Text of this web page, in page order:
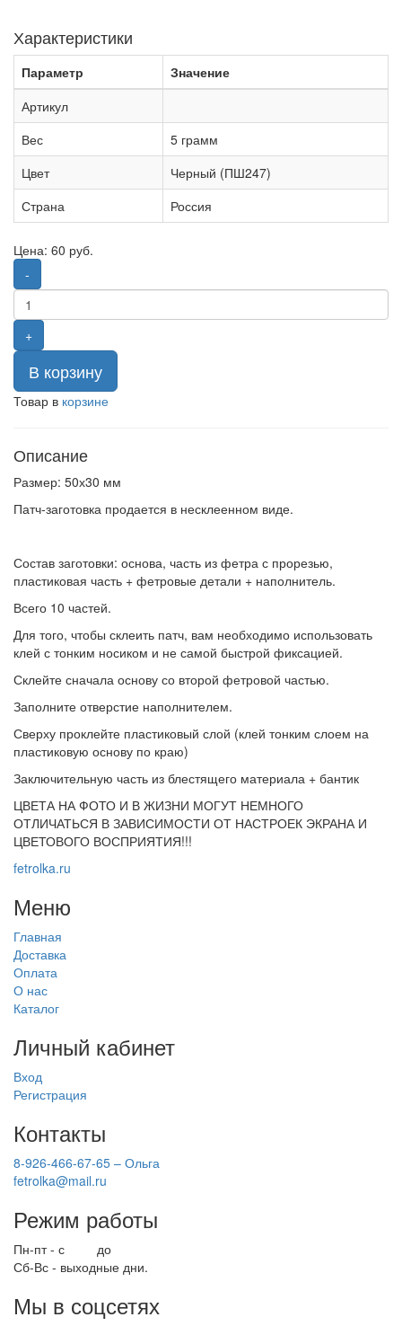
Характеристики
Параметр
Значение
Артикул
Вес
5 грамм
Цвет
Черный (ПШ247)
Страна
Россия
Цена: 60 руб.
-
+
В корзину
Товар в корзине
Описание
Размер: 50х30 мм
Патч-заготовка продается в несклеенном виде.
Состав заготовки: основа, часть из фетра с прорезью,
пластиковая часть + фетровые детали + наполнитель.
Всего 10 частей.
Для того, чтобы склеить патч, вам необходимо использовать
клей с тонким носиком и не самой быстрой фиксацией.
Склейте сначала основу со второй фетровой частью.
Заполните отверстие наполнителем.
Сверху проклейте пластиковый слой (клей тонким слоем на
пластиковую основу по краю)
Заключительную часть из блестящего материала + бантик
ЦВЕТА НА ФОТО И В ЖИЗНИ МОГУТ НЕМНОГО
ОТЛИЧАТЬСЯ В ЗАВИСИМОСТИ ОТ НАСТРОЕК ЭКРАНА И
ЦВЕТОВОГО ВОСПРИЯТИЯ!!!
fetrolka.ru
Меню
Главная
Доставка
Оплата
О нас
Каталог
Личный кабинет
Вход
Регистрация
Контакты
8-926-466-67-65 – Ольга
fetrolka@mail.ru
Режим работы
Пн-пт - с до
Сб-Вс - выходные дни.
Мы в соцсетях